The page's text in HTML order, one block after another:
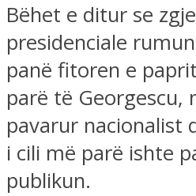
Bëhet e ditur se
presidenciale
panë fitoren e
parë të Georgescu,
pavarur nacionalist
i cili më parë ishte
publikun.